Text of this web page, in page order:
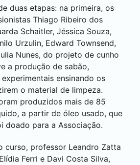
duas etapas: na primeira, os
Thiago Ribeiro dos
Schaitler, Jéssica Souza,
Urzulin, Edward Townsend,
Nunes, do projeto de cunho
a produção de sabão,
ensinando os
o material de limpeza.
produzidos mais de 85
a partir de óleo usado, que
doado para a Associação.
curso, professor Leandro Zatta
Ferri e Davi Costa Silva,